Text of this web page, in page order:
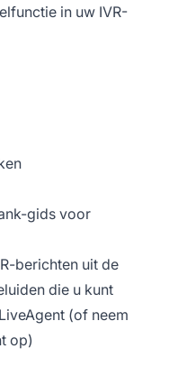
in uw IVR-
gids voor
berichten uit de
die u kunt
(of neem
op)